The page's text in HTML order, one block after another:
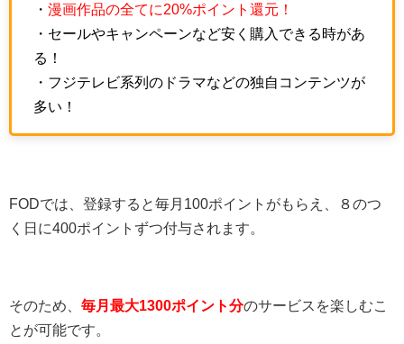
・ 漫画作品の全てに20%ポイント還元！
・セールやキャンペーンなど安く購入できる時があ
る！
・フジテレビ系列のドラマなどの独自コンテンツが
多い！
FODでは、登録すると毎月100ポイントがもらえ、８のつ
く日に400ポイントずつ付与されます。
そのため、 毎月最大1300ポイント分のサービスを楽しむこ
とが可能です。